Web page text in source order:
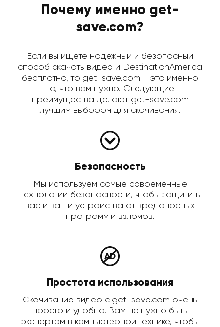
Почему именно get-
save.com?
Если вы ищете надежный и безопасный
способ скачать видео и DestinationAmerica
бесплатно, то get-save.com - это именно
то, что вам нужно. Следующие
преимущества делают get-save.com
лучшим выбором для скачивания:
Безопасность
Мы используем самые современные
технологии безопасности, чтобы защитить
вас и ваши устройства от вредоносных
программ и взломов.
Простота использования
Скачивание видео с get-save.com очень
просто и удобно. Вам не нужно быть
экспертом в компьютерной технике, чтобы